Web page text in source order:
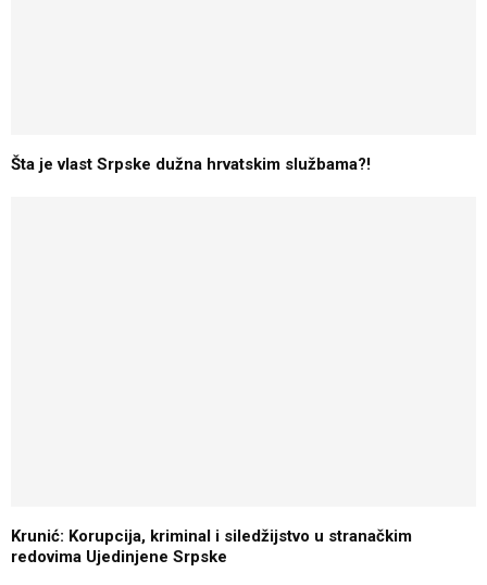
Šta je vlast Srpske dužna hrvatskim službama?!
Krunić: Korupcija, kriminal i siledžijstvo u stranačkim
redovima Ujedinjene Srpske